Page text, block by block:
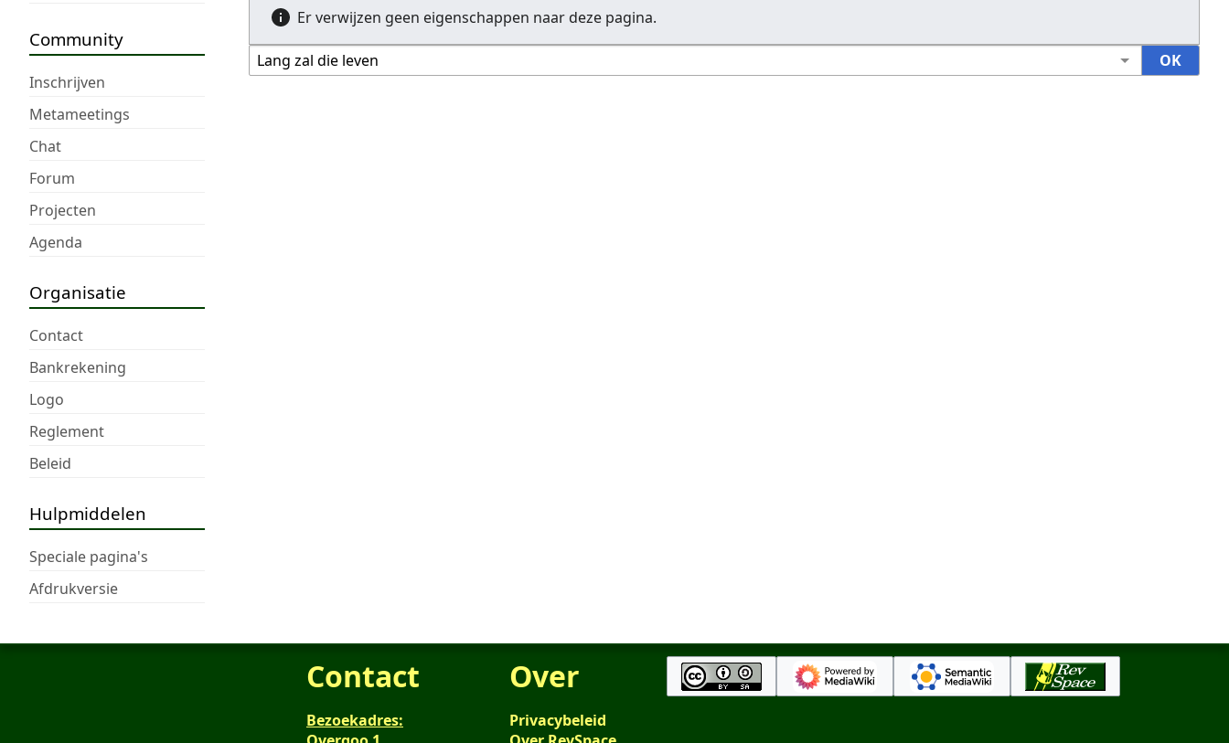
Community
Inschrijven
Metameetings
Chat
Forum
Projecten
Agenda
Organisatie
Contact
Bankrekening
Logo
Reglement
Beleid
Hulpmiddelen
Speciale pagina's
Afdrukversie
Er verwijzen geen eigenschappen naar deze pagina.
Contact
Bezoekadres:
Over
Privacybeleid